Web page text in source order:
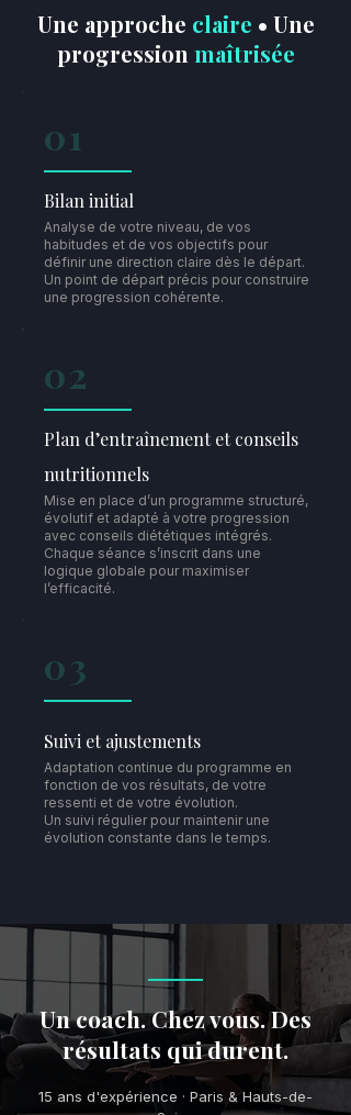
Une approche claire • Une
progression maîtrisée
01
Bilan initial
Analyse de votre niveau, de vos
habitudes et de vos objectifs pour
définir une direction claire dès le départ.
Un point de départ précis pour construire
une progression cohérente.
02
Plan d’entraînement et conseils
nutritionnels
Mise en place d’un programme structuré,
évolutif et adapté à votre progression
avec conseils diététiques intégrés.
Chaque séance s’inscrit dans une
logique globale pour maximiser
l’efficacité.
03
Suivi et ajustements
Adaptation continue du programme en
fonction de vos résultats, de votre
ressenti et de votre évolution.
Un suivi régulier pour maintenir une
évolution constante dans le temps.
Un coach. Chez vous. Des
résultats qui durent.
15 ans d'expérience · Paris & Hauts-de-